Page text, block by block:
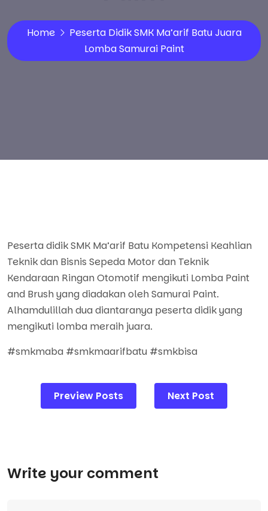
Home
Peserta Didik SMK Ma’arif Batu Juara
Lomba Samurai Paint
Peserta didik SMK Ma’arif Batu Kompetensi Keahlian
Teknik dan Bisnis Sepeda Motor dan Teknik
Kendaraan Ringan Otomotif mengikuti Lomba Paint
and Brush yang diadakan oleh Samurai Paint.
Alhamdulillah dua diantaranya peserta didik yang
mengikuti lomba meraih juara.
#smkmaba #smkmaarifbatu #smkbisa
navigation
Preview Posts Next Post
Write your comment